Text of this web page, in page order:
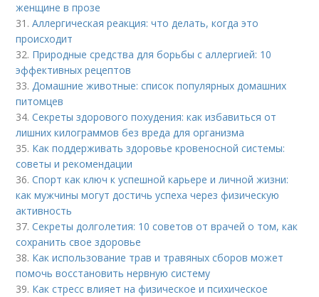
женщине в прозе
31.Аллергическая реакция: что делать, когда это
происходит
32. Природные средства для борьбы с аллергией: 10
эффективных рецептов
33.Домашние животные: список популярных домашних
питомцев
34.Секреты здорового похудения: как избавиться от
лишних килограммов без вреда для организма
35. Как поддерживать здоровье кровеносной системы:
советы и рекомендации
36.Спорт как ключ к успешной карьере и личной жизни:
как мужчины могут достичь успеха через физическую
активность
37.Секреты долголетия: 10 советов от врачей о том, как
сохранить свое здоровье
38. Как использование трав и травяных сборов может
помочь восстановить нервную систему
39. Как стресс влияет на физическое и психическое